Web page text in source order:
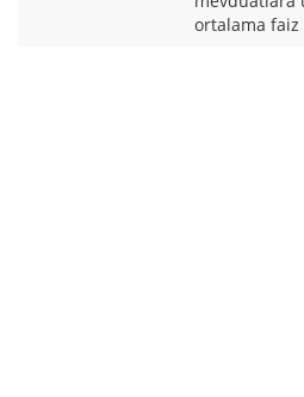
ortalama faiz